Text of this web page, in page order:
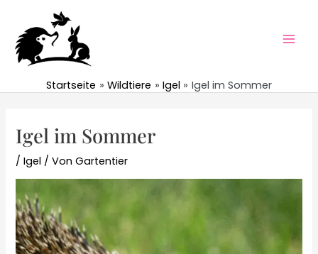
springen
Startseite Wildtiere Igel Igel im Sommer
Igel im Sommer
/Igel / VonGartentier